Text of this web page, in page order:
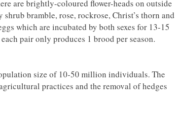
are brightly-coloured flower-heads on outside
bramble, rose, rockrose, Christ’s thorn and
which are incubated by both sexes for 13-15
pair only produces 1 brood per season.
size of 10-50 million individuals. The
practices and the removal of hedges